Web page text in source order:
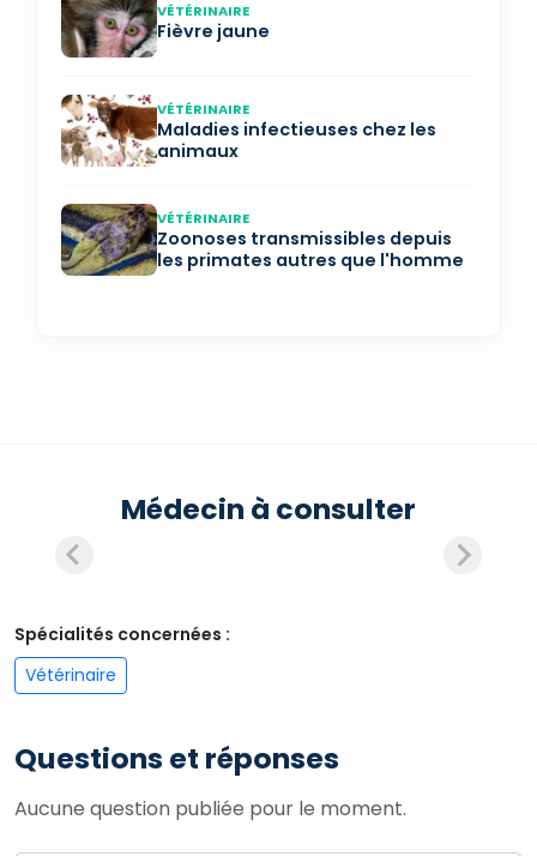
VÉTÉRINAIRE
Fièvre jaune
VÉTÉRINAIRE
Maladies infectieuses chez les
animaux
VÉTÉRINAIRE
Zoonoses transmissibles depuis
les primates autres que l'homme
Médecin à consulter
Spécialités concernées :
Vétérinaire
Questions et réponses
Aucune question publiée pour le moment.